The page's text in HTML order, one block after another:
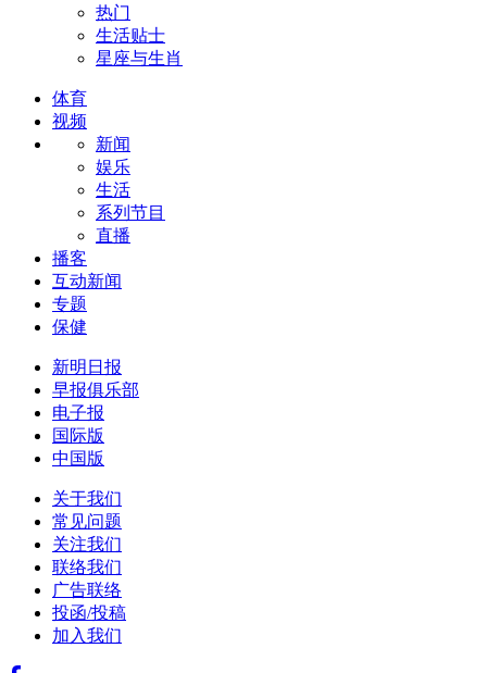
热门
生活贴士
星座与生肖
体育
视频
新闻
娱乐
生活
系列节目
直播
播客
互动新闻
专题
保健
新明日报
早报俱乐部
电子报
国际版
中国版
关于我们
常见问题
关注我们
联络我们
广告联络
投函/投稿
加入我们